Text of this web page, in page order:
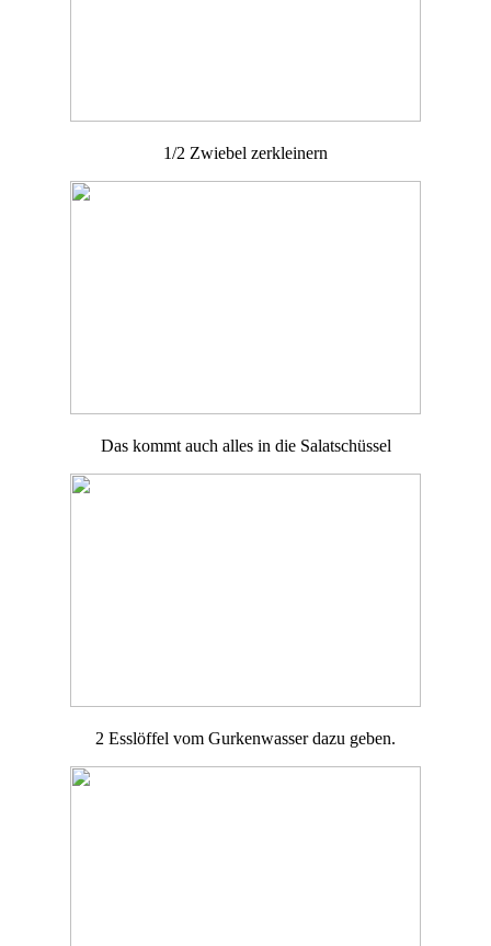
1/2 Zwiebel zerkleinern
Das kommt auch alles in die Salatschüssel
2 Esslöffel vom Gurkenwasser dazu geben.